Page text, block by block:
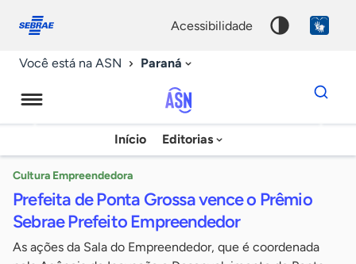
conosco
acessibilidade
Você está na ASN Paraná
Agência
Sebrae
Notícias
Início Editorias
Dados
para
chave
Cultura Empreendedora
Prefeita de Ponta Grossa vence o Prêmio
Sebrae Prefeito Empreendedor
As ações da Sala do Empreendedor, que é coordenada